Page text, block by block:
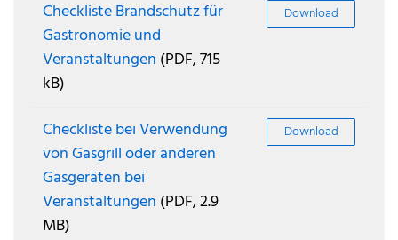
Checkliste Brandschutz für
Gastronomie und
Veranstaltungen (PDF, 715
kB)
Download
Checkliste bei Verwendung
von Gasgrill oder anderen
Gasgeräten bei
Veranstaltungen (PDF, 2.9
MB)
Download